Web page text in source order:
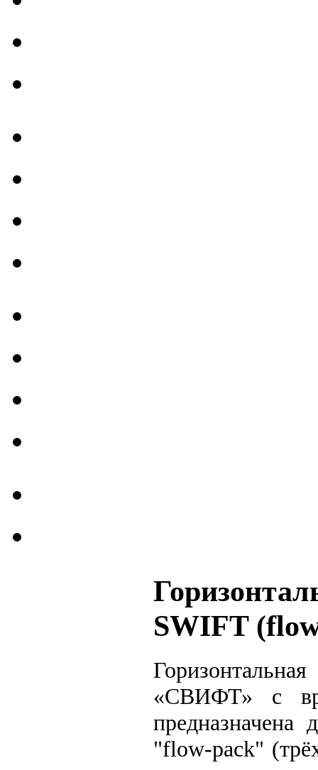
SWIFT
«СВИФТ» с
предназначена
"flow-pack"